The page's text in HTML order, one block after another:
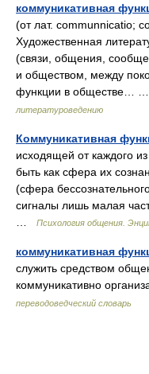
коммуникативная
(от лат. communnicatio;
Художественная
(связи, общения,
и обществом, между
функции в обществе…
литературоведению
Коммуникативная
исходящей от каждого
быть как сфера их
(сфера
сигналы лишь малая
Психология общения.
коммуникативная
служить средством
коммуникативно
переводоведческий словарь